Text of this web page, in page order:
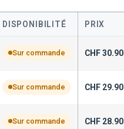
DISPONIBILITÉ PRIX
Sur commande CHF30.90
Sur commande CHF 29.90
Sur commande CHF 28.90